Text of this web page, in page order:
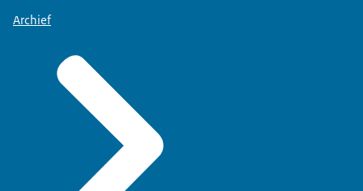
Archief